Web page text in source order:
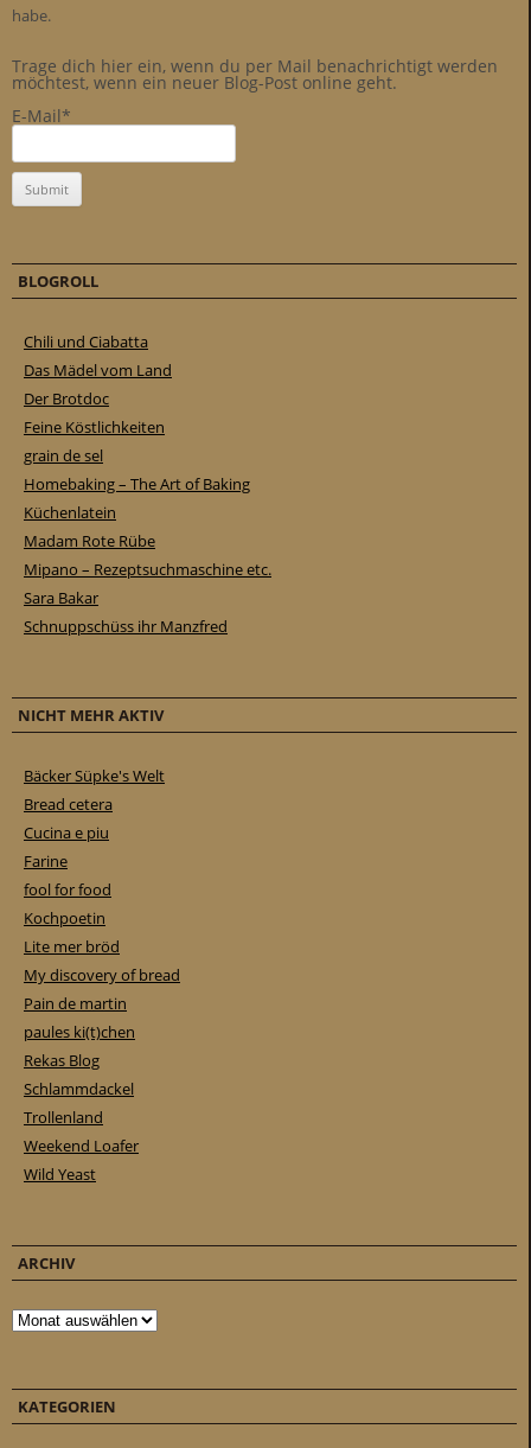
habe.
Trage dich hier ein, wenn du per Mail benachrichtigt werden
möchtest, wenn ein neuer Blog-Post online geht.
E-Mail*
BLOGROLL
Chili und Ciabatta
Das Mädel vom Land
Der Brotdoc
Feine Köstlichkeiten
grain de sel
Homebaking – The Art of Baking
Küchenlatein
Madam Rote Rübe
Mipano – Rezeptsuchmaschine etc.
Sara Bakar
Schnuppschüss ihr Manzfred
NICHT MEHR AKTIV
Bäcker Süpke's Welt
Bread cetera
Cucina e piu
Farine
fool for food
Kochpoetin
Lite mer bröd
My discovery of bread
Pain de martin
paules ki(t)chen
Rekas Blog
Schlammdackel
Trollenland
Weekend Loafer
Wild Yeast
ARCHIV
Archiv
KATEGORIEN